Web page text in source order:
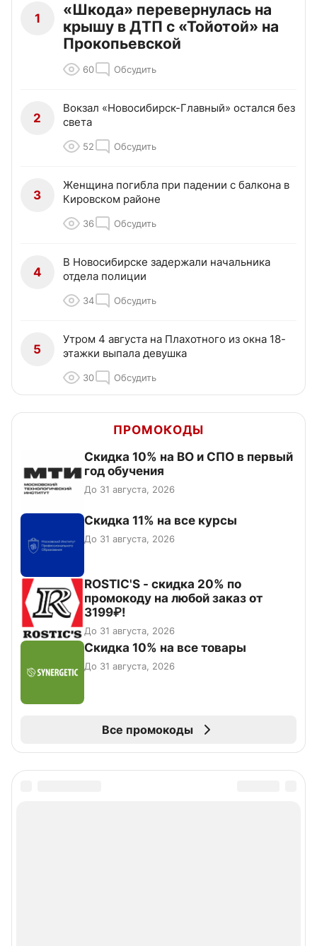
1
«Шкода» перевернулась на
крышу в ДТП с «Тойотой» на
Прокопьевской
60 Обсудить
2
Вокзал «Новосибирск-Главный» остался без
света
52 Обсудить
3
Женщина погибла при падении с балкона в
Кировском районе
36 Обсудить
4
В Новосибирске задержали начальника
отдела полиции
34 Обсудить
5
Утром 4 августа на Плахотного из окна 18-
этажки выпала девушка
30 Обсудить
ПРОМОКОДЫ
Скидка 10% на ВО и СПО в первый
год обучения
До 31 августа, 2026
Скидка 11% на все курсы
До 31 августа, 2026
ROSTIC'S - скидка 20% по
промокоду на любой заказ от
3199₽!
До 31 августа, 2026
Скидка 10% на все товары
До 31 августа, 2026
Все промокоды